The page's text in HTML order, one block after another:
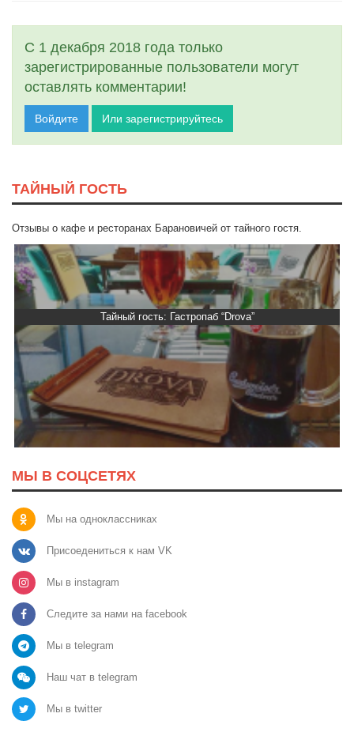
С 1 декабря 2018 года только
зарегистрированные пользователи могут
оставлять комментарии!
Войдите Или зарегистрируйтесь
ТАЙНЫЙ ГОСТЬ
Отзывы о кафе и ресторанах Барановичей от тайного гостя.
Тайный гость: Гастропаб “Drova”
МЫ В СОЦСЕТЯХ
Мы на одноклассниках
Присоедениться к нам VK
Мы в instagram
Следите за нами на facebook
Мы в telegram
Наш чат в telegram
Мы в twitter